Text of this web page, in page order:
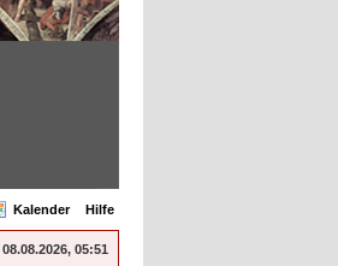
Kalender Hilfe
08.08.2026, 05:51